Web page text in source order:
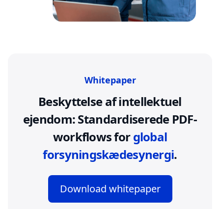
Whitepaper
Beskyttelse af intellektuel
ejendom: Standardiserede PDF-
workflows forglobal
forsyningskædesynergi.
Download whitepaper